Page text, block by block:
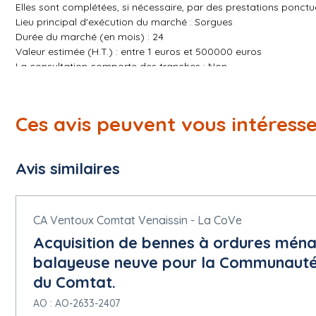
Elles sont complétées, si nécessaire, par des prestations
Lieu principal d'exécution du marché : Sorgues
Durée du marché (en mois) : 24
Valeur estimée (H.T.) : entre 1 euros et 500000 euros
La consultation comporte des tranches : Non
Section 6 - Informations Complementaires
peuvent visiter tout site afin d'appréhender l'importance des
Les opérateurs économiques souhaitant effectuer une visite
Adjudicateur via le profil d'acheteur, sur la plateforme de
A réception de la demande de visite, le Pouvoir Adjudicateur
délai susvisé.
A l'issue de la visite de site, une feuille d'émargement peut
l'offre du candidat.
Le candidat soumissionnaire qui n'aura pas effectué la visite
Ces avis peuvent vous
Avis similaires
CA Ventoux Comtat Venaissin - La CoVe
Acquisition de bennes à ordures
balayeuse neuve pour la
du Comtat.
AO : AO-2633-2407